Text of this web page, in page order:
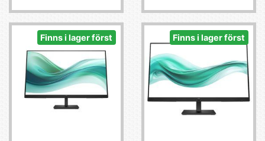
Finns i lager först Finns i lager först